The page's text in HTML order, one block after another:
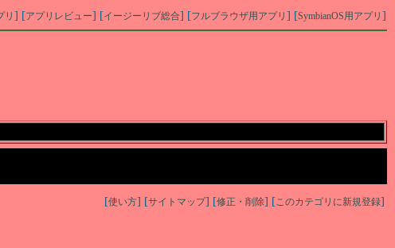
リ ] [アプリレビュー] [イージーリブ総合] [フルブラウザ用アプリ ] [SymbianOS用アプリ ]
[使い方] [サイトマップ] [修正・削除] [ このカテゴリに新規登録]